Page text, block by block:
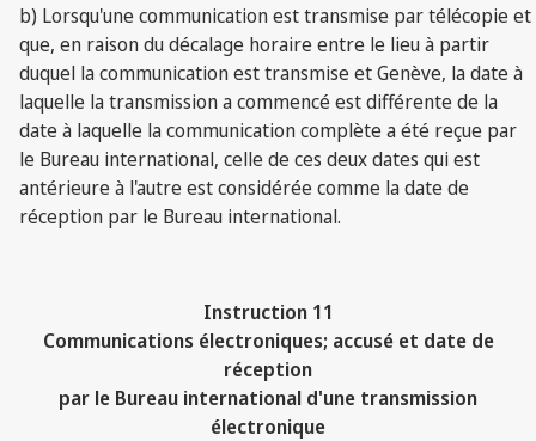
b) Lorsqu'une communication est transmise par télécopie et
que, en raison du décalage horaire entre le lieu à partir
duquel la communication est transmise et Genève, la date à
laquelle la transmission a commencé est différente de la
date à laquelle la communication complète a été reçue par
le Bureau international, celle de ces deux dates qui est
antérieure à l'autre est considérée comme la date de
réception par le Bureau international.
Instruction 11
Communications électroniques; accusé et date de
réception
par le Bureau international d'une transmission
électronique